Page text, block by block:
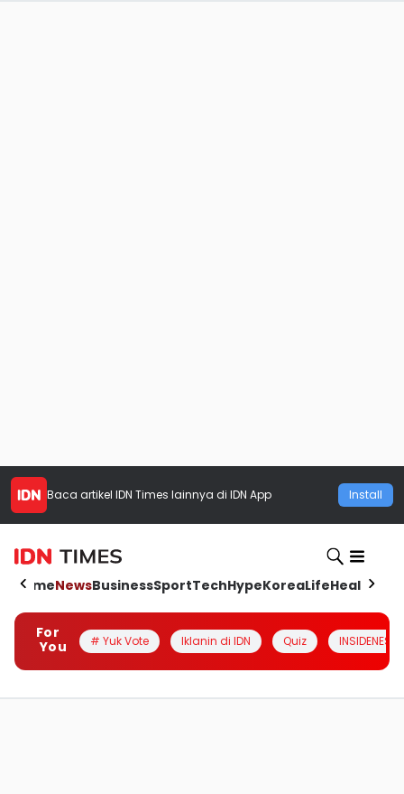
Baca artikel IDN Times lainnya di IDN App Install
HomeNewsBusinessSportTechHypeKoreaLifeHealth
For
You
# Yuk Vote Iklanin di IDN Quiz INSIDENESIA